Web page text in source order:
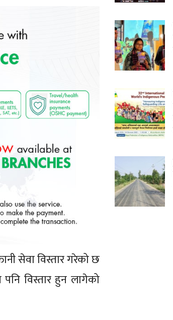
सेवा विस्तार गरेको छ
विस्तार हुन लागेको